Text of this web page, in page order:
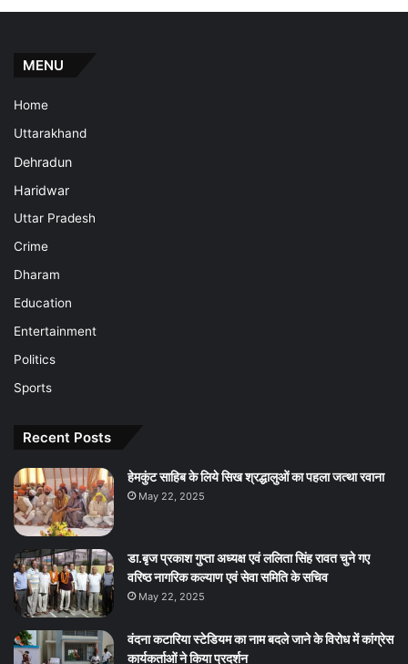
MENU
Home
Uttarakhand
Dehradun
Haridwar
Uttar Pradesh
Crime
Dharam
Education
Entertainment
Politics
Sports
Recent Posts
हेमकुंट साहिब के लिये सिख श्रद्धालुओं का पहला जत्था रवाना
May 22, 2025
डा.बृज प्रकाश गुप्ता अध्यक्ष एवं ललिता सिंह रावत चुने गए
वरिष्ठ नागरिक कल्याण एवं सेवा समिति के सचिव
May 22, 2025
वंदना कटारिया स्टेडियम का नाम बदले जाने के विरोध में कांग्रेस
कार्यकर्ताओं ने किया प्रदर्शन